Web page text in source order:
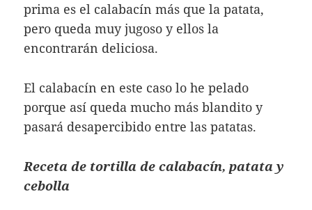
prima es el calabacín más que la patata,
pero queda muy jugoso y ellos la
encontrarán deliciosa.
El calabacín en este caso lo he pelado
porque así queda mucho más blandito y
pasará desapercibido entre las patatas.
Receta de tortilla de calabacín, patata y
cebolla